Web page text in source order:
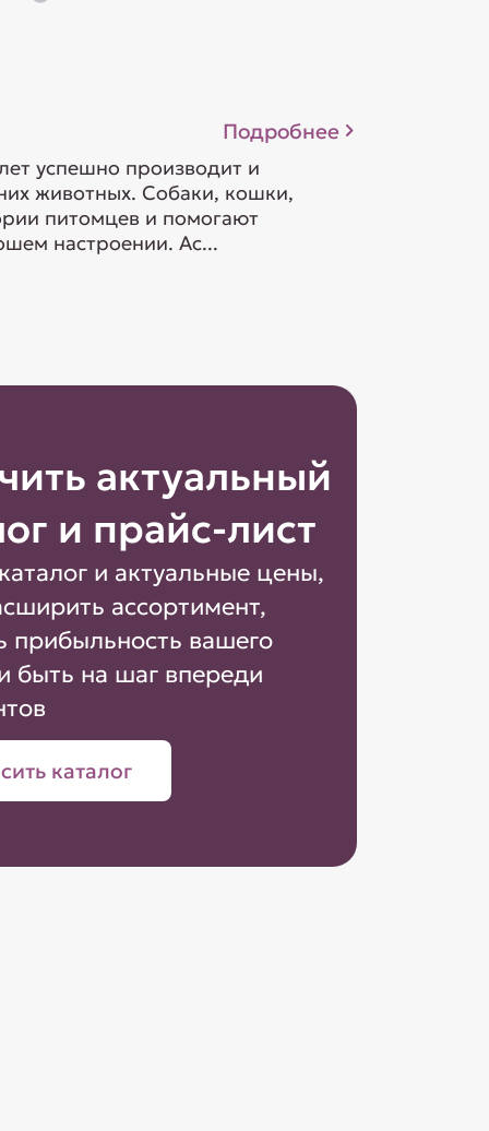
Подробнее
успешно производит и
животных. Собаки, кошки,
питомцев и помогают
настроении. Ас...
актуальный
и прайс-лист
и актуальные цены,
ассортимент,
прибыльность вашего
быть на шаг впереди
каталог